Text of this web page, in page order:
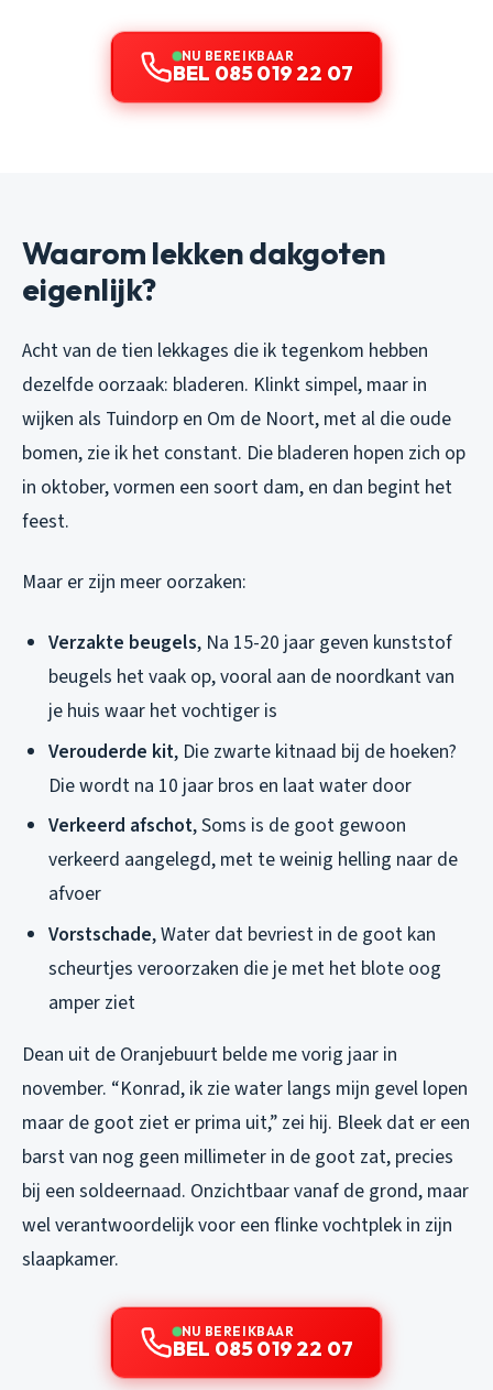
NU BEREIKBAAR
BEL 085 019 22 07
Waarom lekken dakgoten
eigenlijk?
Acht van de tien lekkages die ik tegenkom hebben
dezelfde oorzaak: bladeren. Klinkt simpel, maar in
wijken als Tuindorp en Om de Noort, met al die oude
bomen, zie ik het constant. Die bladeren hopen zich op
in oktober, vormen een soort dam, en dan begint het
feest.
Maar er zijn meer oorzaken:
Verzakte beugels, Na 15-20 jaar geven kunststof
beugels het vaak op, vooral aan de noordkant van
je huis waar het vochtiger is
Verouderde kit, Die zwarte kitnaad bij de hoeken?
Die wordt na 10 jaar bros en laat water door
Verkeerd afschot, Soms is de goot gewoon
verkeerd aangelegd, met te weinig helling naar de
afvoer
Vorstschade, Water dat bevriest in de goot kan
scheurtjes veroorzaken die je met het blote oog
amper ziet
Dean uit de Oranjebuurt belde me vorig jaar in
november. “Konrad, ik zie water langs mijn gevel lopen
maar de goot ziet er prima uit,” zei hij. Bleek dat er een
barst van nog geen millimeter in de goot zat, precies
bij een soldeernaad. Onzichtbaar vanaf de grond, maar
wel verantwoordelijk voor een flinke vochtplek in zijn
slaapkamer.
NU BEREIKBAAR
BEL 085 019 22 07